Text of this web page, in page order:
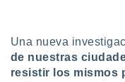
Una nueva
de nuestras
resistir los mismos